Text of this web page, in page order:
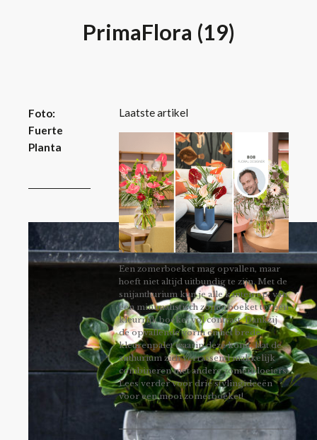
PrimaFlora (19)
Foto:
Fuerte
Planta
Laatste artikel
Een zomerboeket mag opvallen, maar
hoeft niet altijd uitbundig te zijn. Met de
snijanthurium kun je alle kanten op: van
een minimalistisch zomerboeket tot een
kleurrijk boeket vol contrast. Dankzij
de opvallende vorm en het brede
kleurenpalet waarin deze komt, laat de
anthurium zich verrassend makkelijk
combineren met andere zomerbloeiers.
Lees verder voor drie stylingideeën
voor een mooi zomerboeket!